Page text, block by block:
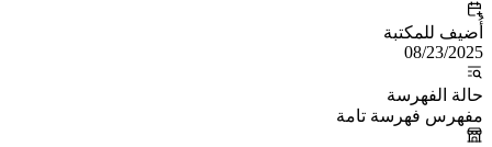
أُضيف للمكتبة
08/23/2025
حالة الفهرسة
مفهرس فهرسة تامة